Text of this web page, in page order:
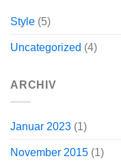
Style (5)
Uncategorized (4)
ARCHIV
Januar 2023 (1)
November 2015 (1)